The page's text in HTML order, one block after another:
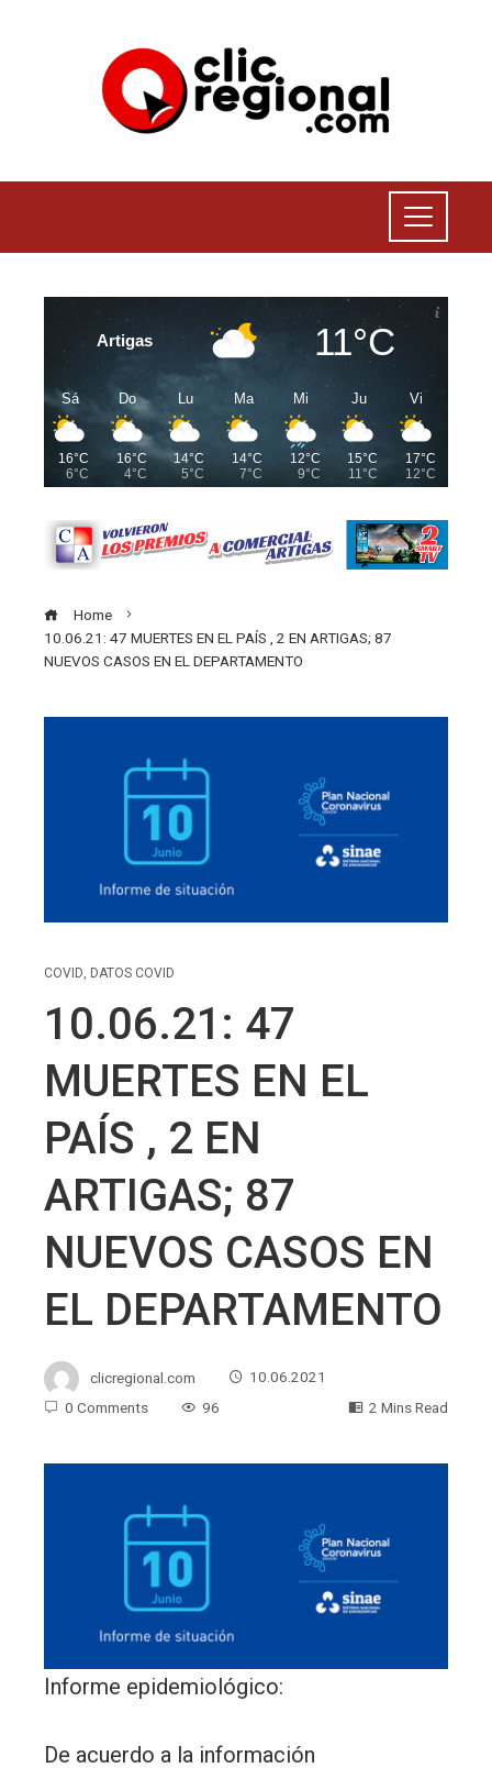
Artigas 11°C
Sá
16°C
6°C
Do
16°C
4°C
Lu
14°C
5°C
Ma
14°C
7°C
Mi
12°C
9°C
Ju
15°C
11°C
Vi
17°C
12°C
Home
10.06.21: 47 MUERTES EN EL PAÍS , 2 EN ARTIGAS; 87
NUEVOS CASOS EN EL DEPARTAMENTO
COVID, DATOS COVID
10.06.21: 47
MUERTES EN EL
PAÍS , 2 EN
ARTIGAS; 87
NUEVOS CASOS EN
EL DEPARTAMENTO
clicregional.com
10.06.2021
0 Comments
96 2 Mins Read
Informe epidemiológico:
De acuerdo a la información